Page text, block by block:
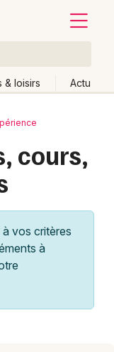
& loisirs Actu
cours,
vos critères
à
Autre